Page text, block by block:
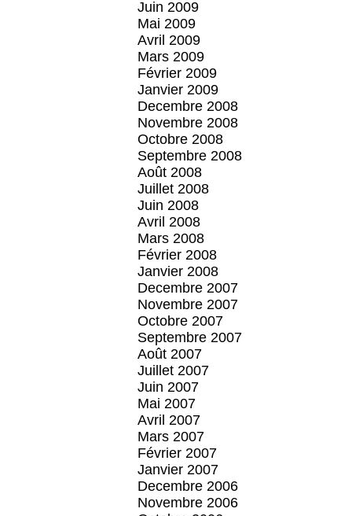
Juin 2009
Mai 2009
Avril 2009
Mars 2009
Février 2009
Janvier 2009
Decembre 2008
Novembre 2008
Octobre 2008
Septembre 2008
Août 2008
Juillet 2008
Juin 2008
Avril 2008
Mars 2008
Février 2008
Janvier 2008
Decembre 2007
Novembre 2007
Octobre 2007
Septembre 2007
Août 2007
Juillet 2007
Juin 2007
Mai 2007
Avril 2007
Mars 2007
Février 2007
Janvier 2007
Decembre 2006
Novembre 2006